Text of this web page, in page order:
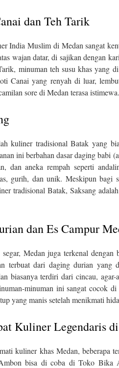
dan Teh Tarik
India Muslim di Medan sangat
wajan datar, di sajikan dengan
minuman teh susu khas yang
Canai yang renyah di luar,
sore di Medan terasa istimewa.
kuliner tradisional Batak yang
ini berbahan dasar daging babi
dan aneka rempah seperti
gurih, dan unik. Meskipun bagi
tradisional Batak, Saksang
dan Es Campur
Medan juga terkenal
terbuat dari daging durian yang
biasanya terdiri dari cincau,
minuman ini sangat cocok
yang manis setelah menikmati
Kuliner Legendaris
kuliner khas Medan, beberapa
bisa di coba di Toko Bika